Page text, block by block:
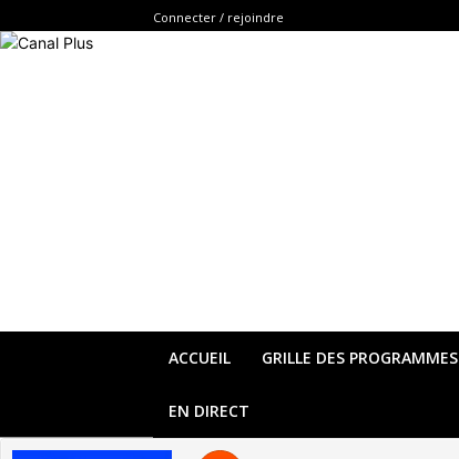
Connecter / rejoindre
ACCUEIL GRILLE DES PROGRAMMES
EN DIRECT